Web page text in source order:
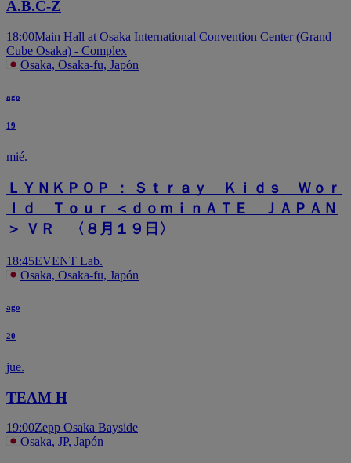
A.B.C-Z
18:00Main Hall at Osaka International Convention Center (Grand
Cube Osaka) - Complex
Osaka, Osaka-fu, Japón
ago
19
mié.
ＬＹＮＫＰＯＰ ： Ｓｔｒａｙ Ｋｉｄｓ Ｗｏｒ
ｌｄ Ｔｏｕｒ ＜ｄｏｍｉｎＡＴＥ ＪＡＰＡＮ
＞ ＶＲ 〈８月１９日〉
18:45EVENT Lab.
Osaka, Osaka-fu, Japón
ago
20
jue.
TEAM H
19:00Zepp Osaka Bayside
Osaka, JP, Japón